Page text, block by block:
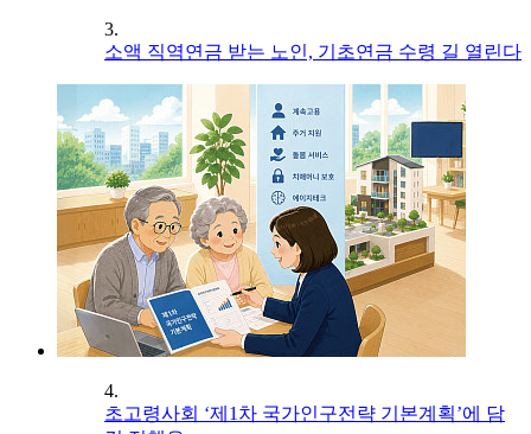
3.
소액 직역연금 받는 노인, 기초연금 수령 길 열린다
4.
초고령사회 ‘제1차 국가인구전략 기본계획’에 담